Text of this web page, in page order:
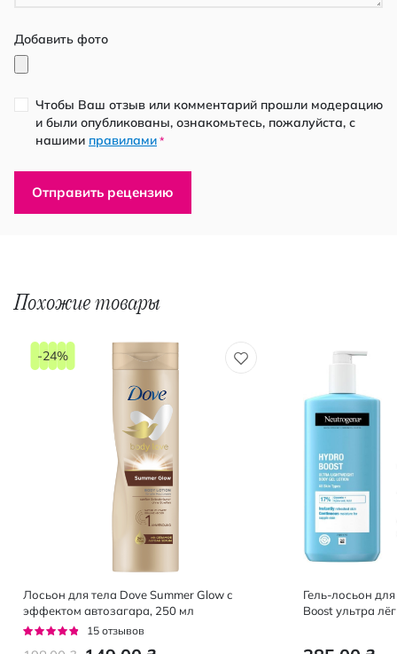
Добавить фото
Чтобы Ваш отзыв или комментарий прошли модерацию
и были опубликованы, ознакомьтесь, пожалуйста, с
нашими правилами *
Отправить рецензию
Похожие товары
Лосьон для тела Dove Summer Glow с
эффектом автозагара, 250 мл
Рейтинг:
15 отзывов
-24%
Гель-лосьон
Boost ультра